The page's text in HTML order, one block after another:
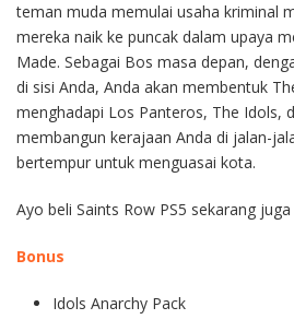
teman muda memulai usaha kriminal
mereka naik ke puncak dalam upaya
Made. Sebagai Bos masa depan,
di sisi Anda, Anda akan membentuk
menghadapi Los Panteros, The Idols,
membangun kerajaan Anda di jalan-
bertempur untuk menguasai kota.
Ayo beli Saints Row PS5 sekarang
Bonus
Idols Anarchy Pack